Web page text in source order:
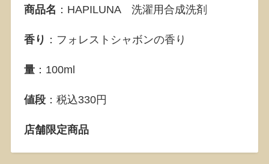
商品名 ：HAPILUNA 洗濯用合成洗剤
香り ：フォレストシャボンの香り
量 ：100ml
値段 ：税込330円
店舗限定商品